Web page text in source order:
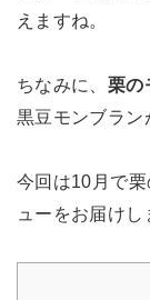
えますね。
ちなみに、 栗の
黒豆モンブラン
今回は10月で
ューをお届けし